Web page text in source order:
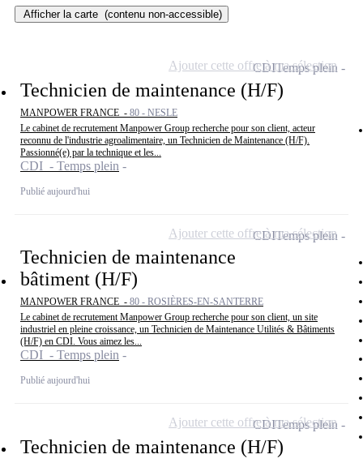
Afficher la carte (contenu non-accessible)
Technicien de maintenance (H/F)
MANPOWER FRANCE - 80 - NESLE
Le cabinet de recrutement Manpower Group recherche pour son client, acteur
reconnu de l'industrie agroalimentaire, un Technicien de Maintenance (H/F).
Passionné(e) par la technique et les...
CDI - Temps plein
Publié aujourd'hui
CDITemps plein
Ajouter cette offre à ma sélection
Technicien de maintenance
bâtiment (H/F)
MANPOWER FRANCE - 80 - ROSIÈRES-EN-SANTERRE
Le cabinet de recrutement Manpower Group recherche pour son client, un site
industriel en pleine croissance, un Technicien de Maintenance Utilités & Bâtiments
(H/F) en CDI. Vous aimez les...
CDI - Temps plein
Publié aujourd'hui
CDITemps plein
Ajouter cette offre à ma sélection
Technicien de maintenance (H/F)
CDITemps plein
Ajouter cette offre à ma sélection